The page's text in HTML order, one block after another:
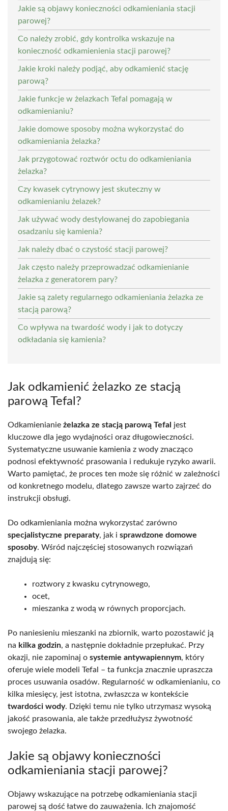
Jakie są objawy konieczności odkamieniania stacji
parowej?
Co należy zrobić, gdy kontrolka wskazuje na
konieczność odkamienienia stacji parowej?
Jakie kroki należy podjąć, aby odkamienić stację
parową?
Jakie funkcje w żelazkach Tefal pomagają w
odkamienianiu?
Jakie domowe sposoby można wykorzystać do
odkamieniania żelazka?
Jak przygotować roztwór octu do odkamieniania
żelazka?
Czy kwasek cytrynowy jest skuteczny w
odkamienianiu żelazek?
Jak używać wody destylowanej do zapobiegania
osadzaniu się kamienia?
Jak należy dbać o czystość stacji parowej?
Jak często należy przeprowadzać odkamienianie
żelazka z generatorem pary?
Jakie są zalety regularnego odkamieniania żelazka ze
stacją parową?
Co wpływa na twardość wody i jak to dotyczy
odkładania się kamienia?
Jak odkamienić żelazko ze stacją
parową Tefal?
Odkamienianie żelazka ze stacją parową Tefal jest
kluczowe dla jego wydajności oraz długowieczności.
Systematyczne usuwanie kamienia z wody znacząco
podnosi efektywność prasowania i redukuje ryzyko awarii.
Warto pamiętać, że proces ten może się różnić w zależności
od konkretnego modelu, dlatego zawsze warto zajrzeć do
instrukcji obsługi.
Do odkamieniania można wykorzystać zarówno
specjalistyczne preparaty, jak i sprawdzone domowe
sposoby. Wśród najczęściej stosowanych rozwiązań
znajdują się:
roztwory z kwasku cytrynowego,
ocet,
mieszanka z wodą w równych proporcjach.
Po naniesieniu mieszanki na zbiornik, warto pozostawić ją
na kilka godzin, a następnie dokładnie przepłukać. Przy
okazji, nie zapominaj o systemie antywapiennym, który
oferuje wiele modeli Tefal – ta funkcja znacznie upraszcza
proces usuwania osadów. Regularność w odkamienianiu, co
kilka miesięcy, jest istotna, zwłaszcza w kontekście
twardości wody. Dzięki temu nie tylko utrzymasz wysoką
jakość prasowania, ale także przedłużysz żywotność
swojego żelazka.
Jakie są objawy konieczności
odkamieniania stacji parowej?
Objawy wskazujące na potrzebę odkamieniania stacji
parowej są dość łatwe do zauważenia. Ich znajomość